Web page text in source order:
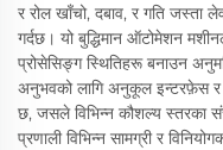
र रोल खाँचो, दबाव, र गति जस्ता
गर्दछ। यो बुद्धिमान ऑटोमेशन
प्रोसेसिङ्ग स्थितिहरू बनाउन
अनुभवको लागि अनुकूल इन्टरफ़ेस र
छ, जसले विभिन्न कौशल्य स्तरका
प्रणाली विभिन्न सामग्री र